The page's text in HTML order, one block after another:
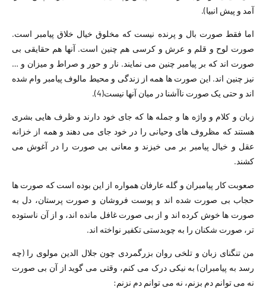
آمد و پیش انبیا).
اما فقط صورت بال و پرنده نیست که مخلوق خیال خلاق پیامبر است.
صورت لوح و قلم و عرش و کرسی هم چنین است. آنها هم حقایقی بی
صورت اند که بر پیامبر چنین می نمایند. نار و حور و صراط و میزان و …
نیز چنین اند. این صورت ها همه از زندگی و محیط مالوف پیامبر وام شده
اند و حتی یک صورت ناآشنا در میان آنها نیست(4).
زبان و کلام و واژه ها و جمله ها که جای خود دارند و ظرف هایی بشری
هستند که مظروف های وحیانی را در خود جای می دهند و همه از خزانه
عقل و خیال پیامبر بر می خیزند و معانی بی صورت را در آغوش می
کشند.
صعوبت کار پیامبران و گله عارفان همواره از این بوده است که صورت ها
حجاب بی صورت شده اند و پوست فروشان و صورت پرستان، دل به
صورت ها خوش کرده اند و از بی صورت غافل مانده اند، و از آن ناستوده
تر، صورت شکنان را به چوبدستی تکفیر نواخته اند.
من تنگنای زبان و تلخی روان بزرگمردی چون جلال الدین مولوی را (چه
رسد به پیامبران) به نیکی درک می کنم، وقتی می گوید از آن بی صورت
نه می توانم دم بزنم، نه می توانم دم نزنم: